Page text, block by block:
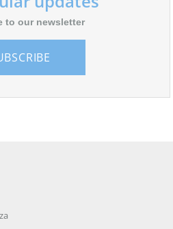
to our newsletter